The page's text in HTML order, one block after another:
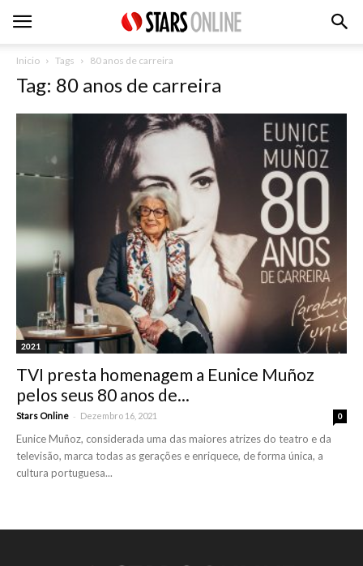
Inicio Tags 80 anos de carreira
Tag: 80 anos de carreira
2021
TVI presta homenagem a Eunice Muñoz
pelos seus 80 anos de...
Stars Online - Dezembro 16, 2021 0
Eunice Muñoz, considerada uma das maiores atrizes do teatro e da
televisão, marca todas as gerações e enriquece, de forma única, a
cultura portuguesa...